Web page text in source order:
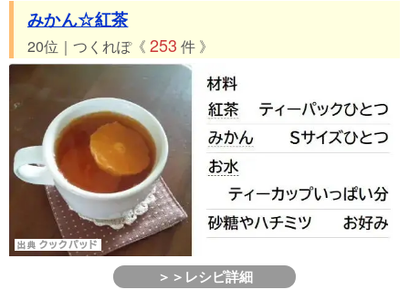
みかん☆紅茶
20位｜つくれぽ《 253 件 》
＞＞レシピ詳細